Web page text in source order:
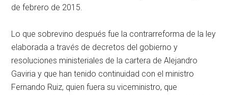
de febrero de 2015.
Lo que sobrevino después fue la contrarreforma de la ley
elaborada a través de decretos del gobierno y
resoluciones ministeriales de la cartera de Alejandro
Gaviria y que han tenido continuidad con el ministro
Fernando Ruiz, quien fuera su viceministro, que